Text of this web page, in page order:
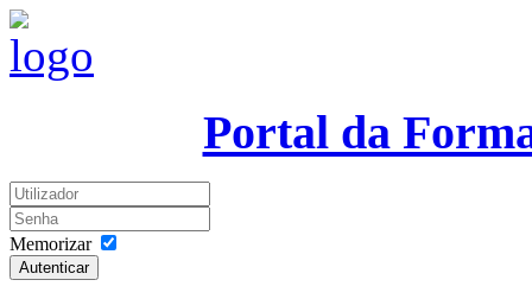
Portal da
Memorizar
Autenticar